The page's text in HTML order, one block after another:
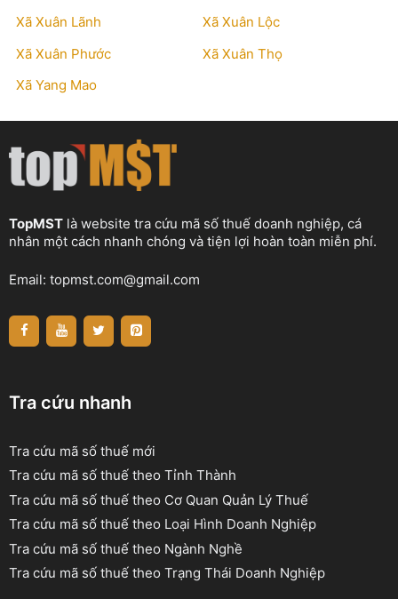
Xã Xuân Lãnh
Xã Xuân Lộc
Xã Xuân Phước
Xã Xuân Thọ
Xã Yang Mao
TopMST là website tra cứu mã số thuế doanh nghiệp, cá
nhân một cách nhanh chóng và tiện lợi hoàn toàn miễn phí.
Email: topmst.com@gmail.com
Tra cứu nhanh
Tra cứu mã số thuế mới
Tra cứu mã số thuế theo Tỉnh Thành
Tra cứu mã số thuế theo Cơ Quan Quản Lý Thuế
Tra cứu mã số thuế theo Loại Hình Doanh Nghiệp
Tra cứu mã số thuế theo Ngành Nghề
Tra cứu mã số thuế theo Trạng Thái Doanh Nghiệp